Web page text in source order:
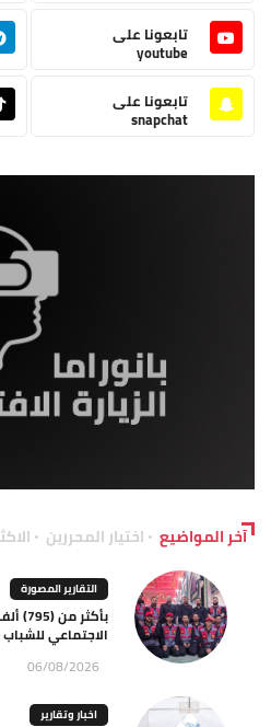
تابعونا على
youtube
تابعونا على
snapchat
آخر المواضيع اختيار المحررين
التقارير المصورة
الاجتماعي
06/08/2026
اخبار وتقارير